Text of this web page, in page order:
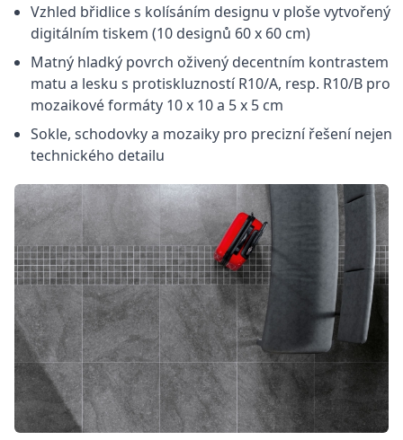
Vzhled břidlice s kolísáním designu v ploše vytvořený
digitálním tiskem (10 designů 60 x 60 cm)
Matný hladký povrch oživený decentním kontrastem
matu a lesku s protiskluzností R10/A, resp. R10/B pro
mozaikové formáty 10 x 10 a 5 x 5 cm
Sokle, schodovky a mozaiky pro precizní řešení nejen
technického detailu